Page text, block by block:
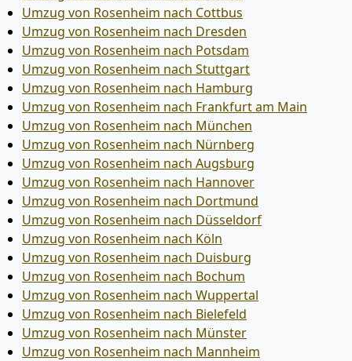
Umzug von Rosenheim nach Cottbus
Umzug von Rosenheim nach Dresden
Umzug von Rosenheim nach Potsdam
Umzug von Rosenheim nach Stuttgart
Umzug von Rosenheim nach Hamburg
Umzug von Rosenheim nach Frankfurt am Main
Umzug von Rosenheim nach München
Umzug von Rosenheim nach Nürnberg
Umzug von Rosenheim nach Augsburg
Umzug von Rosenheim nach Hannover
Umzug von Rosenheim nach Dortmund
Umzug von Rosenheim nach Düsseldorf
Umzug von Rosenheim nach Köln
Umzug von Rosenheim nach Duisburg
Umzug von Rosenheim nach Bochum
Umzug von Rosenheim nach Wuppertal
Umzug von Rosenheim nach Bielefeld
Umzug von Rosenheim nach Münster
Umzug von Rosenheim nach Mannheim